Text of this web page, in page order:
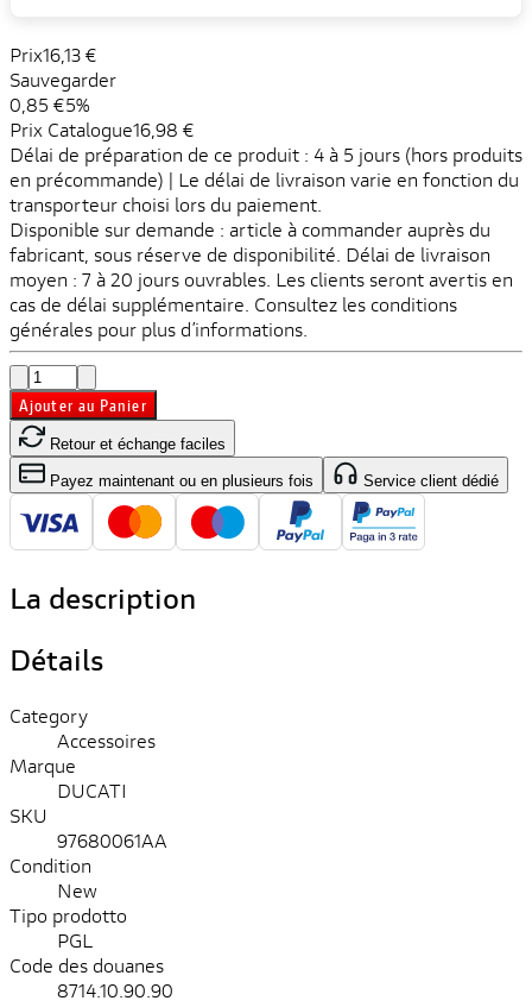
Prix16,13 €
Sauvegarder
0,85 €5%
Prix ​​Catalogue16,98 €
Délai de préparation de ce produit : 4 à 5 jours (hors produits
en précommande) | Le délai de livraison varie en fonction du
transporteur choisi lors du paiement.
Disponible sur demande : article à commander auprès du
fabricant, sous réserve de disponibilité. Délai de livraison
moyen : 7 à 20 jours ouvrables. Les clients seront avertis en
cas de délai supplémentaire. Consultez les conditions
générales pour plus d’informations.
Ajouter au Panier
Retour et échange faciles
Payez maintenant ou en plusieurs fois Service client dédié
La description
Détails
Category
Accessoires
Marque
DUCATI
SKU
97680061AA
Condition
New
Tipo prodotto
PGL
Code des douanes
8714.10.90.90